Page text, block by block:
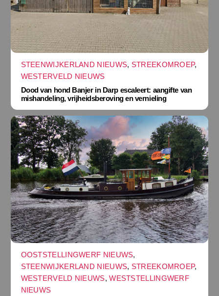
STEENWIJKERLAND NIEUWS, STREEKOMROEP,
WESTERVELD NIEUWS
Dood van hond Banjer in Darp escaleert: aangifte van
mishandeling, vrijheidsberoving en vernieling
OOSTSTELLINGWERF NIEUWS,
STEENWIJKERLAND NIEUWS, STREEKOMROEP,
WESTERVELD NIEUWS,WESTSTELLINGWERF
NIEUWS